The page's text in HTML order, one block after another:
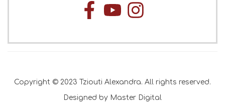
Copyright © 2023 Tziouti Alexandra. All rights reserved.
Designed by Master Digital